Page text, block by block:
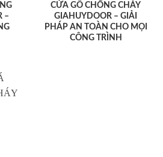
–
CỬA GỖ CHỐNG CHÁY
GIAHUYDOOR – GIẢI
PHÁP AN TOÀN CHO MỌI
CÔNG TRÌNH